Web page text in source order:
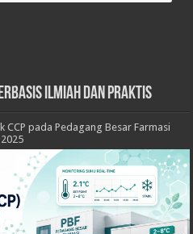
Ilmiah dan Praktis
pada Pedagang Besar Farmasi